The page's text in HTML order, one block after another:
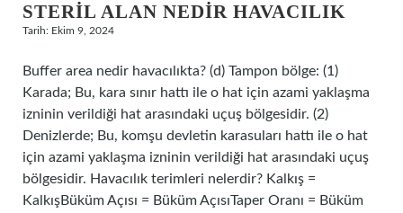
STERIL ALAN NEDIR HAVACILIK
Tarih: Ekim 9, 2024
Buffer area nedir havacılıkta? (d) Tampon bölge: (1)
Karada; Bu, kara sınır hattı ile o hat için azami yaklaşma
izninin verildiği hat arasındaki uçuş bölgesidir. (2)
Denizlerde; Bu, komşu devletin karasuları hattı ile o hat
için azami yaklaşma izninin verildiği hat arasındaki uçuş
bölgesidir. Havacılık terimleri nelerdir? Kalkış =
KalkışBüküm Açısı = Büküm AçısıTaper Oranı = Büküm